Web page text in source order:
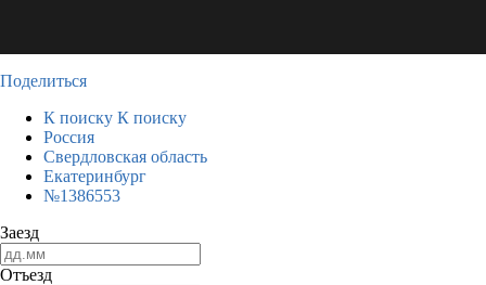
Поделиться
К поиску К поиску
Россия
Свердловская область
Екатеринбург
№1386553
Заезд
Отъезд